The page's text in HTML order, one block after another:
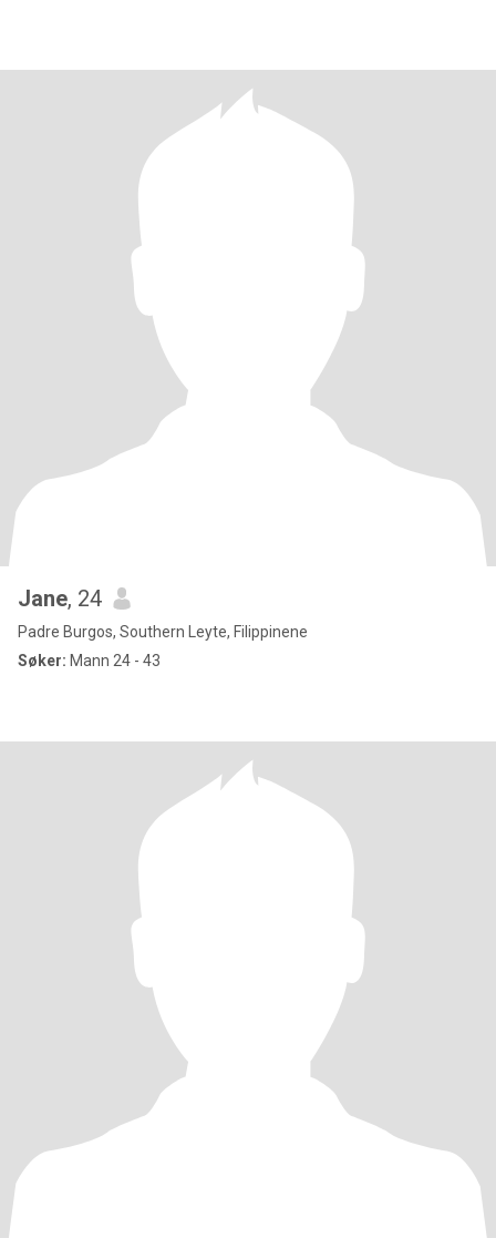
Jane, 24
Padre Burgos, Southern Leyte, Filippinene
Søker: Mann 24 - 43